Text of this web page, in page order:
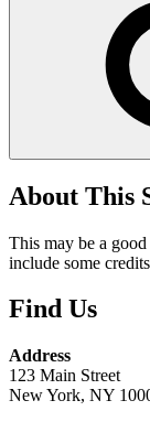
About This
This may be a
include some
Find Us
Address
123 Main Street
New York, NY